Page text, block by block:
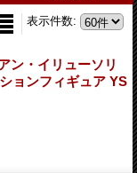
表示件数:
ン・イリューソリ
ョンフィギュア YS